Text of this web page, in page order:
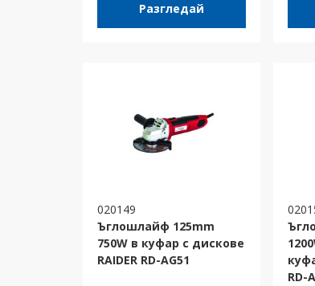
Разгледай
020149
Ъглошлайф 125mm
750W в куфар с дискове
RAIDER RD-AG51
RD-